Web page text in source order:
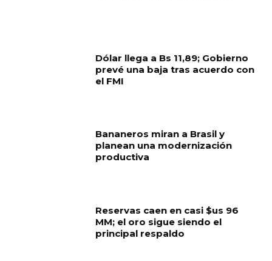
Dólar llega a Bs 11,89; Gobierno
prevé una baja tras acuerdo con
el FMI
Bananeros miran a Brasil y
planean una modernización
productiva
Reservas caen en casi $us 96
MM; el oro sigue siendo el
principal respaldo